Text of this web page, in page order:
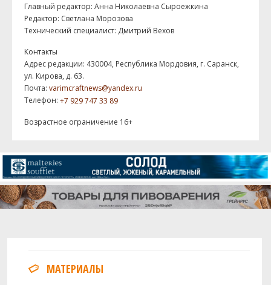
Главный редактор: Анна Николаевна Сыроежкина
Редактор: Светлана Морозова
Технический специалист: Дмитрий Вехов
Контакты
Адрес редакции: 430004, Республика Мордовия, г. Саранск,
ул. Кирова, д. 63.
Почта: varimcraftnews@yandex.ru
Телефон: +7 929 747 33 89
Возрастное ограничение 16+
МАТЕРИАЛЫ